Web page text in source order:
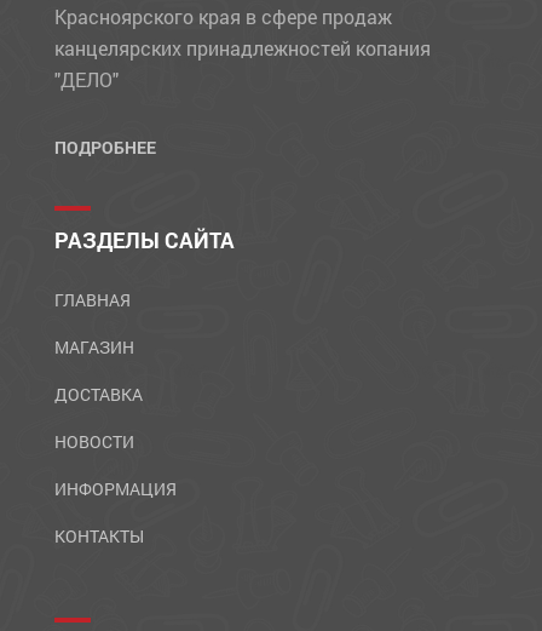
Красноярского края в сфере продаж
канцелярских принадлежностей копания
"ДЕЛО"
ПОДРОБНЕЕ
РАЗДЕЛЫ САЙТА
ГЛАВНАЯ
МАГАЗИН
ДОСТАВКА
НОВОСТИ
ИНФОРМАЦИЯ
КОНТАКТЫ